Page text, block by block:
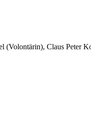
(Volontärin), Claus Peter